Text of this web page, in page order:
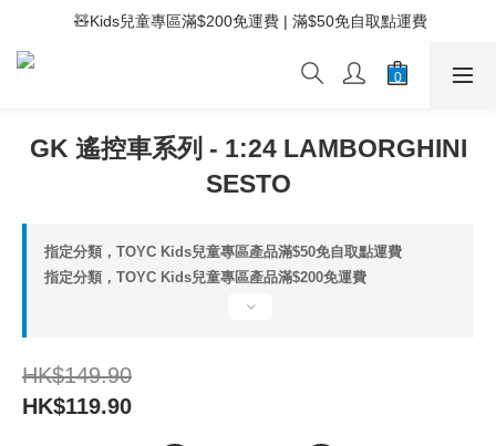
⚡滿$400免運費 | 滿$200免Easy Trade自取點運費
🧸Kids兒童專區滿$200免運費 | 滿$50免自取點運費
⚡滿$400免運費 | 滿$200免Easy Trade自取點運費
GK 遙控車系列 - 1:24 LAMBORGHINI
SESTO
指定分類，TOYC Kids兒童專區產品滿$50免自取點運費
指定分類，TOYC Kids兒童專區產品滿$200免運費
HK$149.90
HK$119.90